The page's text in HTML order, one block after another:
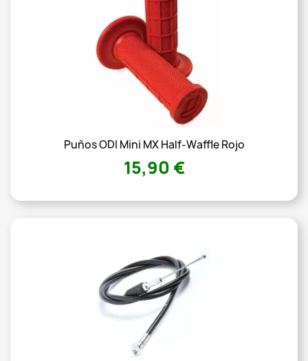
Puños ODI Mini MX Half-Waffle Rojo
15,90 €